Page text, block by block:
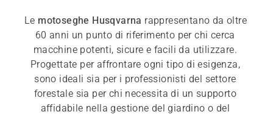
Le motoseghe Husqvarna rappresentano da oltre
60 anni un punto di riferimento per chi cerca
macchine potenti, sicure e facili da utilizzare.
Progettate per affrontare ogni tipo di esigenza,
sono ideali sia per i professionisti del settore
forestale sia per chi necessita di un supporto
affidabile nella gestione del giardino o del